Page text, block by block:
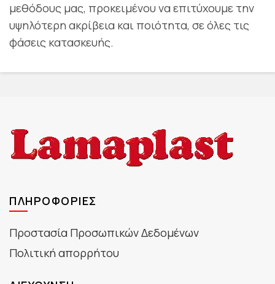
μεθόδους μας, προκειμένου να επιτύχουμε την
υψηλότερη ακρίβεια και ποιότητα, σε όλες τις
φάσεις κατασκευής.
ΠΛΗΡΟΦΟΡΊΕΣ
Προστασία Προσωπικών Δεδομένων
Πολιτική απορρήτου